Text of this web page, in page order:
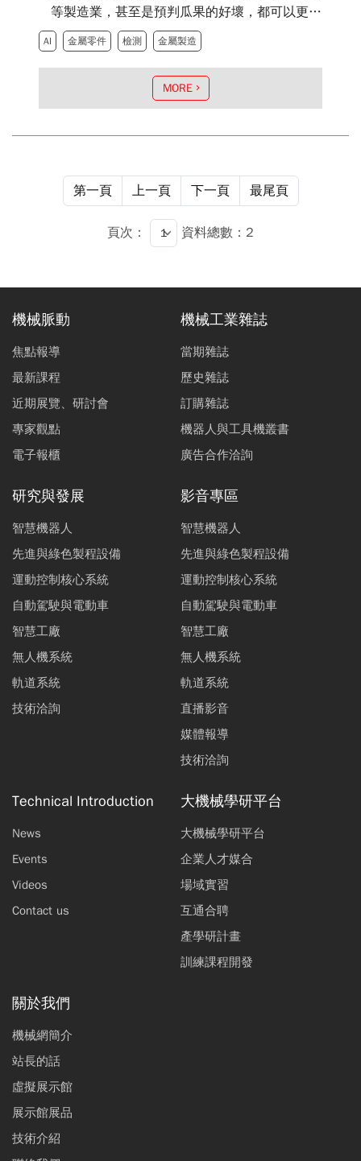
等製造業，甚至是預判瓜果的好壞，都可以更精
準、確實、簡便。
AI 金屬零件 檢測 金屬製造
MORE
第一頁 上一頁 下一頁 最尾頁
頁次： 資料總數：2
機械脈動
焦點報導
最新課程
近期展覽、研討會
專家觀點
電子報櫃
機械工業雜誌
當期雜誌
歷史雜誌
訂購雜誌
機器人與工具機叢書
廣告合作洽詢
研究與發展
智慧機器人
先進與綠色製程設備
運動控制核心系統
自動駕駛與電動車
智慧工廠
無人機系統
軌道系統
技術洽詢
影音專區
智慧機器人
先進與綠色製程設備
運動控制核心系統
自動駕駛與電動車
智慧工廠
無人機系統
軌道系統
直播影音
媒體報導
技術洽詢
Technical Introduction
News
Events
Videos
Contact us
大機械學研平台
大機械學研平台
企業人才媒合
場域實習
互通合聘
產學研計畫
訓練課程開發
關於我們
機械網簡介
站長的話
虛擬展示館
展示館展品
技術介紹